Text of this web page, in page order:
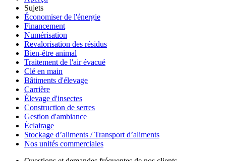
Sujets
Économiser de l'énergie
Financement
Numérisation
Revalorisation des résidus
Bien-être animal
Traitement de l'air évacué
Clé en main
Bâtiments d'élevage
Carrière
Élevage d'insectes
Construction de serres
Gestion d'ambiance
Éclairage
Stockage d’aliments / Transport d’aliments
Nos unités commerciales